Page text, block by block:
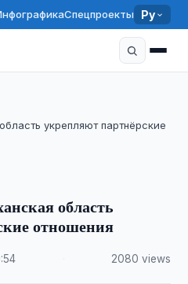
Спецпроекты Ру
укрепляют партнёрские
область
отношения
2080 views